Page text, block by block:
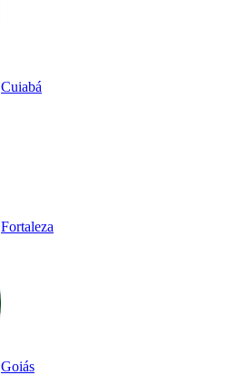
Cuiabá
Fortaleza
Goiás